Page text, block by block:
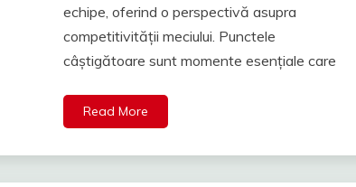
echipe, oferind o perspectivă asupra
competitivității meciului. Punctele
câștigătoare sunt momente esențiale care
Read More